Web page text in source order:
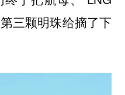
三颗明珠给摘了下